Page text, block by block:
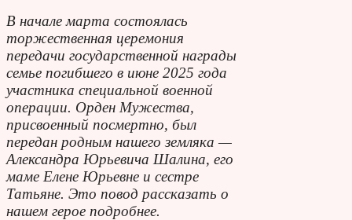
В начале марта состоялась
торжественная церемония
передачи государственной награды
семье погибшего в июне 2025 года
участника специальной военной
операции. Орден Мужества,
присвоенный посмертно, был
передан родным нашего земляка —
Александра Юрьевича Шалина, его
маме Елене Юрьевне и сестре
Татьяне. Это повод рассказать о
нашем герое подробнее.